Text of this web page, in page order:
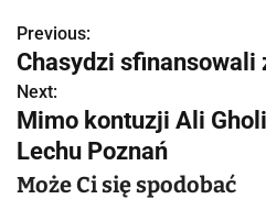
N
a
w
i
Previous:
Chasydzi sfinansowali
Next:
Mimo kontuzji Ali
Lechu Poznań
Może Ci się spodobać